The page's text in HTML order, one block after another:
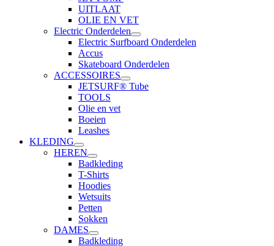
UITLAAT
OLIE EN VET
Electric Onderdelen
Electric Surfboard Onderdelen
Accus
Skateboard Onderdelen
ACCESSOIRES
JETSURF® Tube
TOOLS
Olie en vet
Boeien
Leashes
KLEDING
HEREN
Badkleding
T-Shirts
Hoodies
Wetsuits
Petten
Sokken
DAMES
Badkleding